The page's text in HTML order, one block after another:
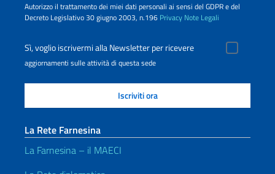
Autorizzo il trattamento dei miei dati personali ai sensi del GDPR e del
Decreto Legislativo 30 giugno 2003, n.196 Privacy Note Legali
Sì, voglio iscrivermi alla Newsletter per ricevere
aggiornamenti sulle attività di questa sede
La Rete Farnesina
La Farnesina – il MAECI